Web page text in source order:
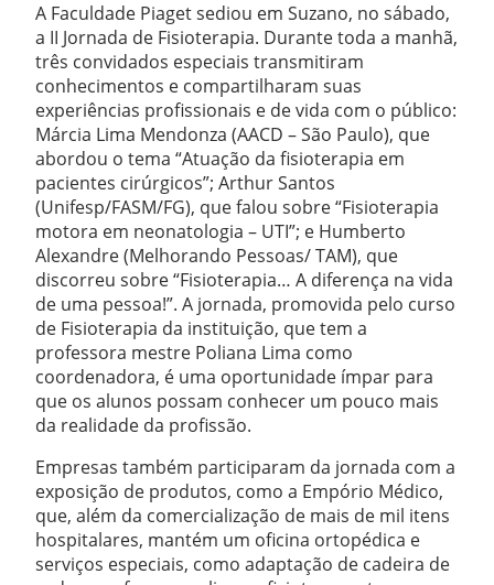
A Faculdade Piaget sediou em Suzano, no sábado,
a II Jornada de Fisioterapia. Durante toda a manhã,
três convidados especiais transmitiram
conhecimentos e compartilharam suas
experiências profissionais e de vida com o público:
Márcia Lima Mendonza (AACD – São Paulo), que
abordou o tema “Atuação da fisioterapia em
pacientes cirúrgicos”; Arthur Santos
(Unifesp/FASM/FG), que falou sobre “Fisioterapia
motora em neonatologia – UTI”; e Humberto
Alexandre (Melhorando Pessoas/ TAM), que
discorreu sobre “Fisioterapia… A diferença na vida
de uma pessoa!”. A jornada, promovida pelo curso
de Fisioterapia da instituição, que tem a
professora mestre Poliana Lima como
coordenadora, é uma oportunidade ímpar para
que os alunos possam conhecer um pouco mais
da realidade da profissão.
Empresas também participaram da jornada com a
exposição de produtos, como a Empório Médico,
que, além da comercialização de mais de mil itens
hospitalares, mantém um oficina ortopédica e
serviços especiais, como adaptação de cadeira de